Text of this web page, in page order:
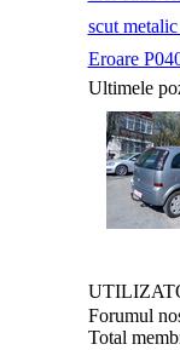
scut
Eroare
Ultimele
Forumul
Total